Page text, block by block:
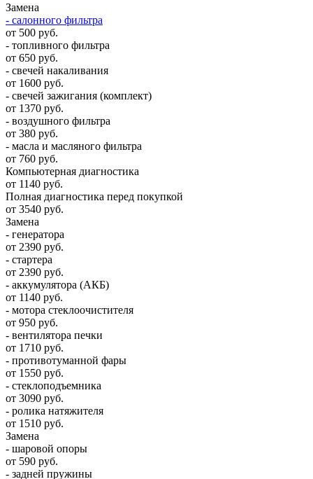
Замена
- салонного фильтра
от 500 руб.
- топливного фильтра
от 650 руб.
- свечей накаливания
от 1600 руб.
- свечей зажигания (комплект)
от 1370 руб.
- воздушного фильтра
от 380 руб.
- масла и масляного фильтра
от 760 руб.
Компьютерная диагностика
от 1140 руб.
Полная диагностика перед покупкой
от 3540 руб.
Замена
- генератора
от 2390 руб.
- стартера
от 2390 руб.
- аккумулятора (АКБ)
от 1140 руб.
- мотора стеклоочистителя
от 950 руб.
- вентилятора печки
от 1710 руб.
- противотуманной фары
от 1550 руб.
- стеклоподъемника
от 3090 руб.
- ролика натяжителя
от 1510 руб.
Замена
- шаровой опоры
от 590 руб.
- задней пружины